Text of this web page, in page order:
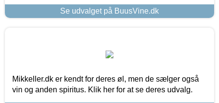
Se udvalget på BuusVine.dk
Mikkeller.dk er kendt for deres øl, men de sælger også
vin og anden spiritus. Klik her for at se deres udvalg.